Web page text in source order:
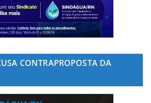
CONTRAPROPOSTA DA